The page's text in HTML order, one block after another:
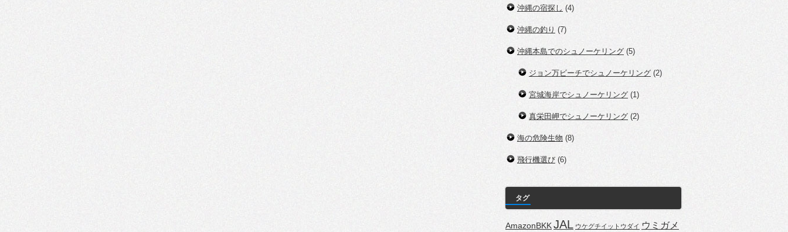
沖縄の宿探し (4)
沖縄の釣り (7)
沖縄本島でのシュノーケリング (5)
ジョン万ビーチでシュノーケリング (2)
宮城海岸でシュノーケリング (1)
真栄田岬でシュノーケリング (2)
海の危険生物 (8)
飛行機選び (6)
タグ
AmazonBKK JAL ウケグチイットウダイ ウミガメ